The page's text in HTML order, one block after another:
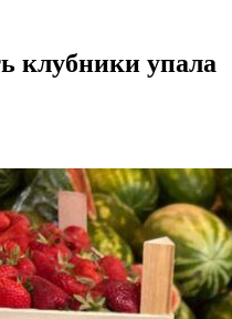
клубники упала